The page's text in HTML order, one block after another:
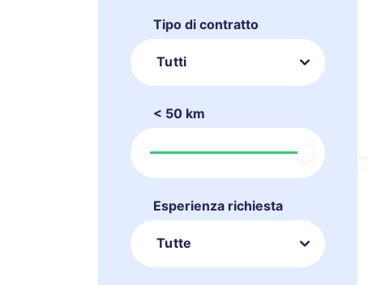
Tipo di contratto
Tutti
< 50 km
Esperienza richiesta
Tutte